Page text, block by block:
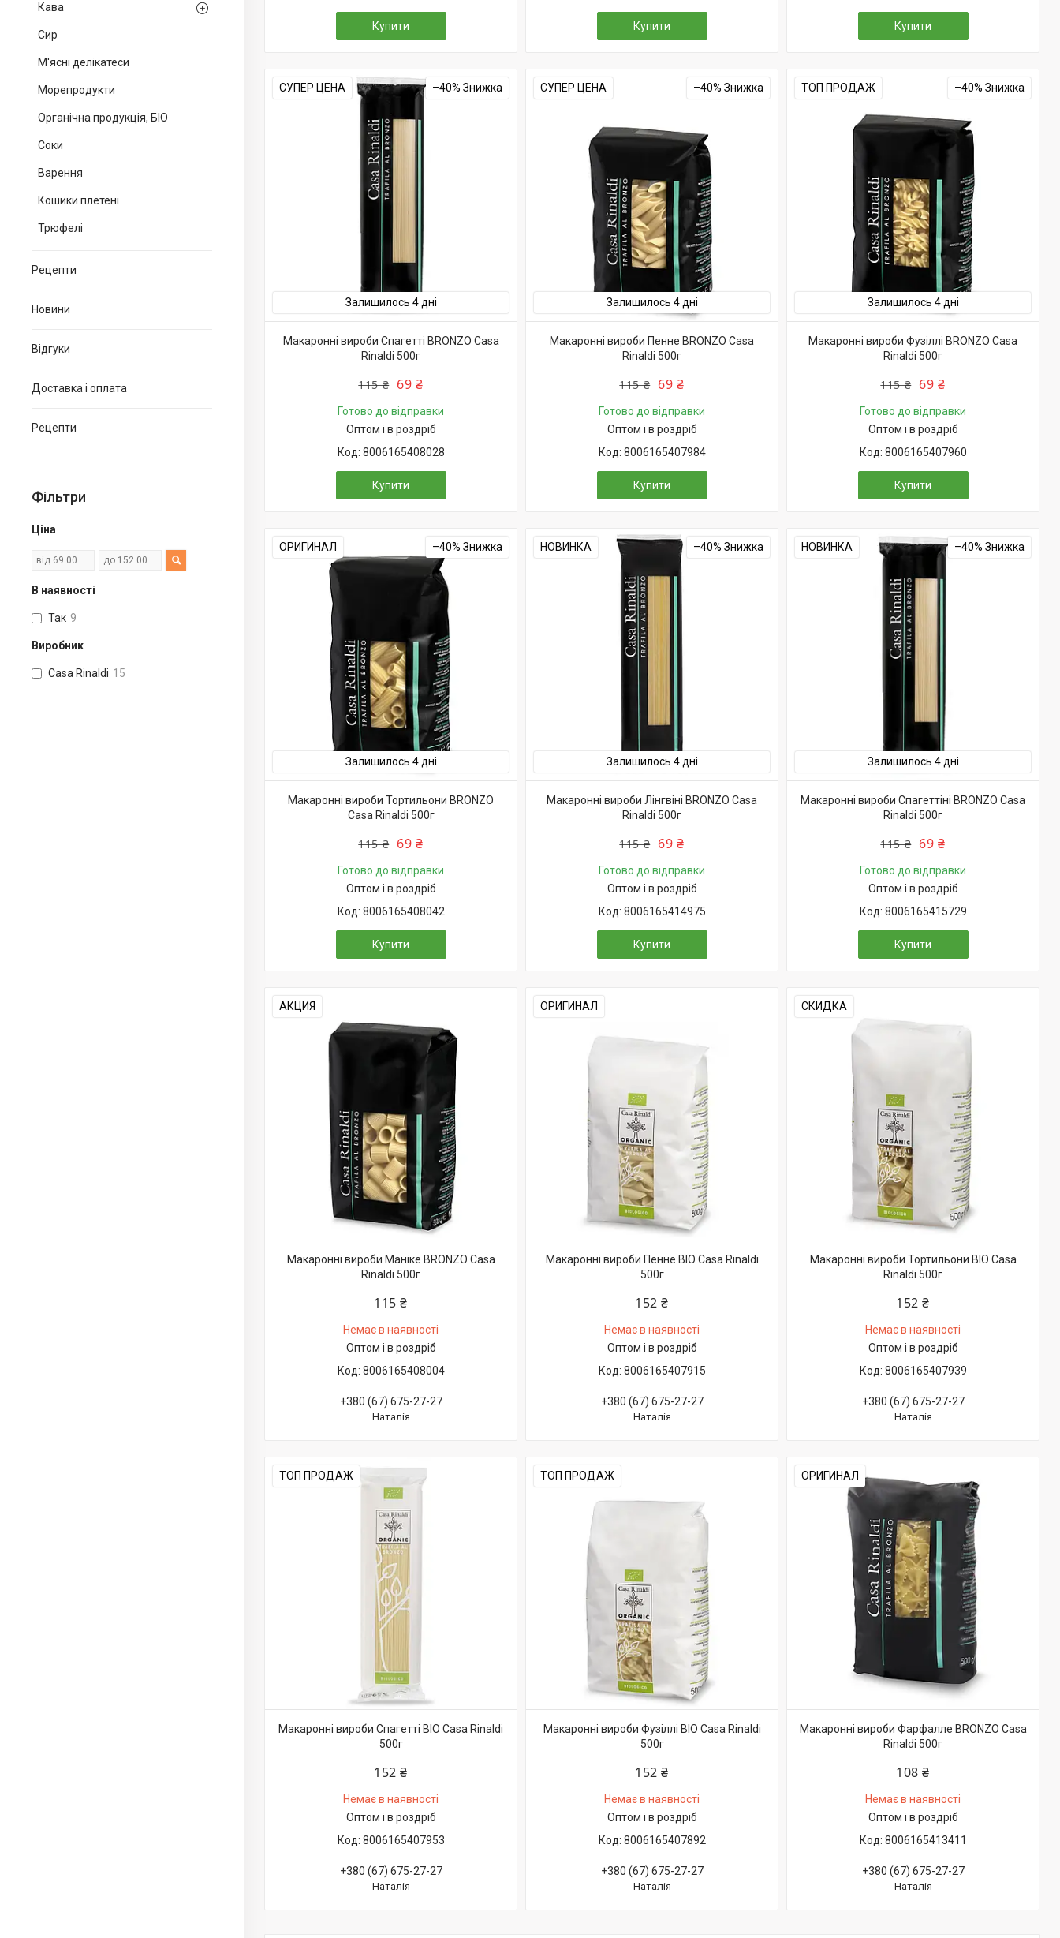
Кава
Сир
М'ясні делікатеси
Морепродукти
Органічна продукція, БІО
Соки
Варення
Кошики плетені
Трюфелі
Рецепти
Новини
Відгуки
Доставка і оплата
Рецепти
Фільтри
Ціна
В наявності
Так 9
Виробник
Casa Rinaldi 15
Купити Купити Купити
СУПЕР ЦЕНА –40%
Залишилось 4 дні
Макаронні вироби Спагетті BRONZO Casa
Rinaldi 500г
115 ₴ 69 ₴
Готово до відправки
Оптом і в роздріб
8006165408028
Купити
СУПЕР ЦЕНА –40%
Залишилось 4 дні
Макаронні вироби Пенне BRONZO Casa
Rinaldi 500г
115 ₴ 69 ₴
Готово до відправки
Оптом і в роздріб
8006165407984
Купити
ТОП ПРОДАЖ –40%
Залишилось 4 дні
Макаронні вироби Фузіллі BRONZO Casa
Rinaldi 500г
115 ₴ 69 ₴
Готово до відправки
Оптом і в роздріб
8006165407960
Купити
ОРИГИНАЛ –40%
Залишилось 4 дні
Макаронні вироби Тортильони BRONZO
Casa Rinaldi 500г
115 ₴ 69 ₴
Готово до відправки
Оптом і в роздріб
8006165408042
Купити
НОВИНКА –40%
Залишилось 4 дні
Макаронні вироби Лінгвіні BRONZO Casa
Rinaldi 500г
115 ₴ 69 ₴
Готово до відправки
Оптом і в роздріб
8006165414975
Купити
НОВИНКА –40%
Залишилось 4 дні
Макаронні вироби Спагеттіні BRONZO Casa
Rinaldi 500г
115 ₴ 69 ₴
Готово до відправки
Оптом і в роздріб
8006165415729
Купити
АКЦИЯ
Макаронні вироби Маніке BRONZO Casa
Rinaldi 500г
115 ₴
Немає в наявності
Оптом і в роздріб
8006165408004
+380 (67) 675-27-27
Наталія
ОРИГИНАЛ
Макаронні вироби Пенне BIO Casa Rinaldi
500г
152 ₴
Немає в наявності
Оптом і в роздріб
8006165407915
+380 (67) 675-27-27
Наталія
СКИДКА
Макаронні вироби Тортильони BIO Casa
Rinaldi 500г
152 ₴
Немає в наявності
Оптом і в роздріб
8006165407939
+380 (67) 675-27-27
Наталія
ТОП ПРОДАЖ
Макаронні вироби Спагетті BIO Casa Rinaldi
500г
152 ₴
Немає в наявності
Оптом і в роздріб
8006165407953
+380 (67) 675-27-27
Наталія
ТОП ПРОДАЖ
Макаронні вироби Фузіллі BIO Casa Rinaldi
500г
152 ₴
Немає в наявності
Оптом і в роздріб
8006165407892
+380 (67) 675-27-27
Наталія
ОРИГИНАЛ
Макаронні вироби Фарфалле BRONZO Casa
Rinaldi 500г
108 ₴
Немає в наявності
Оптом і в роздріб
8006165413411
+380 (67) 675-27-27
Наталія